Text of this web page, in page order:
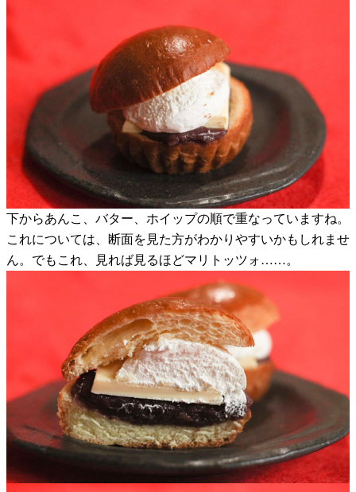
下からあんこ、バター、ホイップの順で重なっていますね。
これについては、断面を見た方がわかりやすいかもしれませ
ん。でもこれ、見れば見るほどマリトッツォ……。